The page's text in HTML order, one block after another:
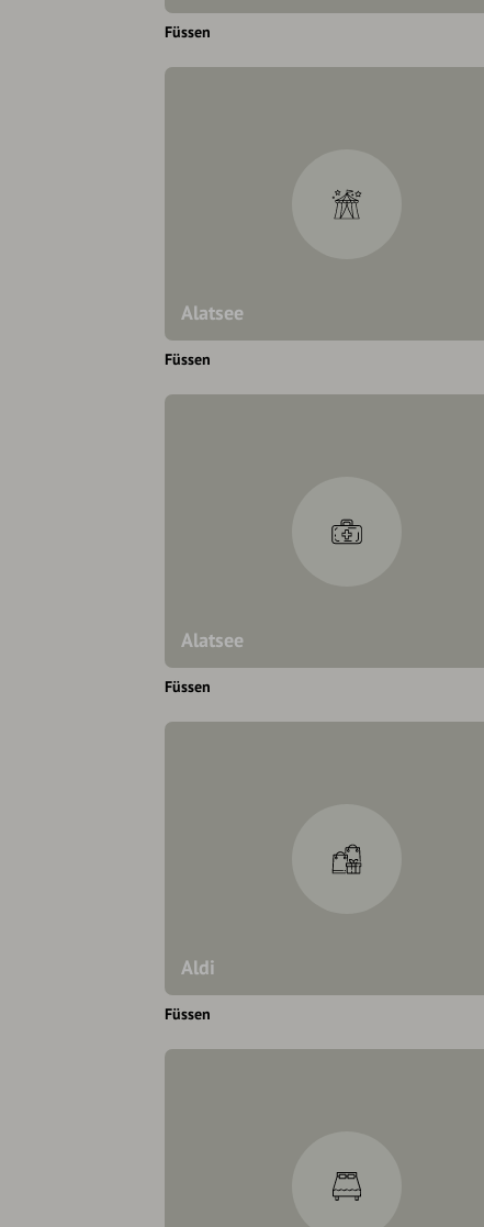
Füssen
Alatsee
Füssen
Alatsee
Füssen
Aldi
Füssen